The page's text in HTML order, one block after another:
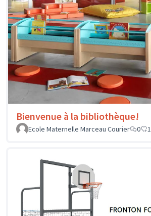
Bienvenue à la bibliothèque!
Ecole Maternelle Marceau Courier
0 1